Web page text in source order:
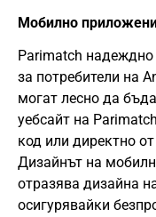
Мобилно
Parimatch
за потребители на
могат лесно да
уебсайт на
код или директно
Дизайнът на
отразява дизайна
осигурявайки